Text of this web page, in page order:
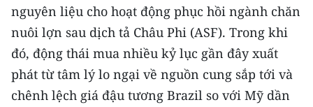
nguyên liệu cho hoạt động phục hồi ngành chăn
nuôi lợn sau dịch tả Châu Phi (ASF). Trong khi
đó, động thái mua nhiều kỷ lục gần đây xuất
phát từ tâm lý lo ngại về nguồn cung sắp tới và
chênh lệch giá đậu tương Brazil so với Mỹ dần